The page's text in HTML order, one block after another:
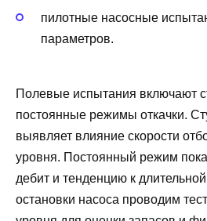
пилотные насосные
параметров.
Полевые испытания включают
постоянные режимы откачки.
выявляет влияние скорости
уровня. Постоянный режим
дебит и тенденцию к
остановки насоса проводим